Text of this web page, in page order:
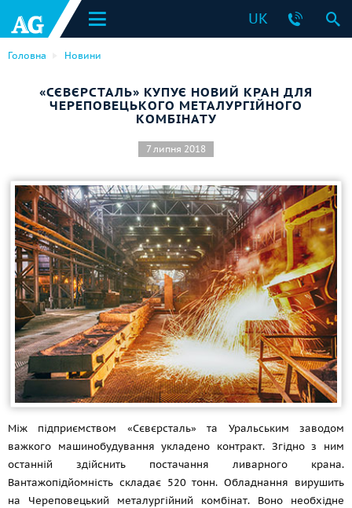
UK
Головна Новини
«СЄВЄРСТАЛЬ» КУПУЄ НОВИЙ КРАН ДЛЯ
ЧЕРЕПОВЕЦЬКОГО МЕТАЛУРГІЙНОГО
КОМБІНАТУ
7 липня 2018
Між підприємством «Сєвєрсталь» та Уральським заводом
важкого машинобудування укладено контракт. Згідно з ним
останній здійснить постачання ливарного крана.
Вантажопідйомність складає 520 тонн. Обладнання вирушить
на Череповецький металургійний комбінат. Воно необхідне